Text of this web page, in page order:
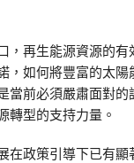
，再生能源資源的
，如何將豐富的太
當前必須嚴肅面對
轉型的支持力量。
在政策引導下已有